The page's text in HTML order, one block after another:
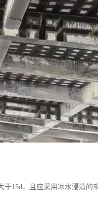
15d，且应采用冰水浸渍的